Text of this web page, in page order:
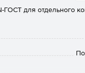
ГОСТ для отдельного